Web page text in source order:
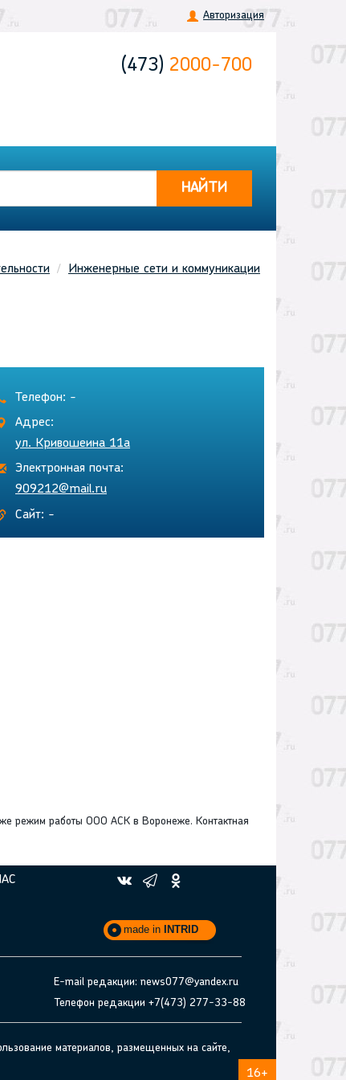
Авторизация
(473) 2000-700
НАЙТИ
Инженерные сети и коммуникации
Телефон: -
Адрес:
ул. Кривошеина 11а
Электронная почта:
909212@mail.ru
Сайт: -
режим работы ООО АСК в Воронеже. Контактная
made in INTRID
E-mail редакции: news077@yandex.ru
Телефон редакции +7(473) 277-33-88
материалов, размещенных на сайте,
16+